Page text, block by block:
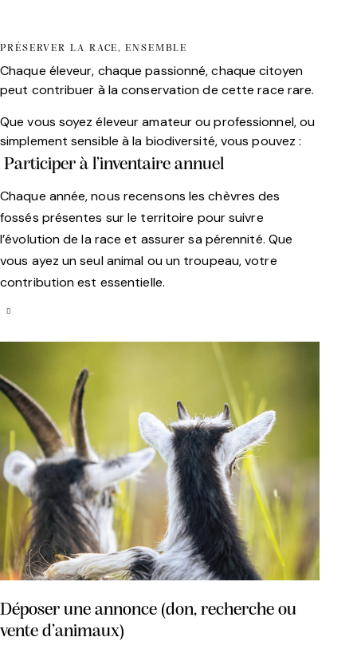
PRÉSERVER LA RACE, ENSEMBLE
Chaque éleveur, chaque passionné, chaque citoyen
peut contribuer à la conservation de cette race rare.
Que vous soyez éleveur amateur ou professionnel, ou
simplement sensible à la biodiversité, vous pouvez :
Participer à l’inventaire annuel
Chaque année, nous recensons les chèvres des
fossés présentes sur le territoire pour suivre
l’évolution de la race et assurer sa pérennité. Que
vous ayez un seul animal ou un troupeau, votre
contribution est essentielle.
Déposer une annonce (don, recherche ou
vente d’animaux)